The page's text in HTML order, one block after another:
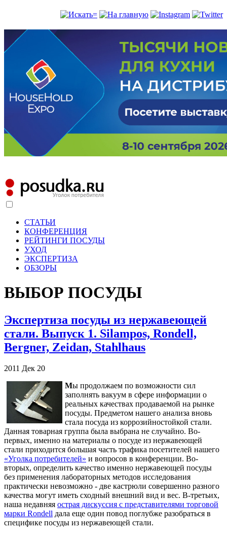
СТАТЬИ
КОНФЕРЕНЦИЯ
РЕЙТИНГИ ПОСУДЫ
УХОД
ЭКСПЕРТИЗА
ОБЗОРЫ
ВЫБОР ПОСУДЫ
Экспертиза посуды из нержавеющей
стали. Выпуск 1. Silampos, Rondell,
Bergner, Zeidan, Stahlhaus
2011 Дек 20
Мы продолжаем по возможности сил
заполнять вакуум в сфере информации о
реальных качествах продаваемой на рынке
посуды. Предметом нашего анализа вновь
стала посуда из коррозийностойкой стали.
Данная товарная группа была выбрана не случайно. Во-
первых, именно на материалы о посуде из нержавеющей
стали приходится большая часть трафика посетителей нашего
«Уголка потребителей» и вопросов в конференции. Во-
вторых, определить качество именно нержавеющей посуды
без применения лабораторных методов исследования
практически невозможно - две кастрюли совершенно разного
качества могут иметь сходный внешний вид и вес. В-третьих,
наша недавняя острая дискуссия с представителями торговой
марки Rondell дала еще один повод поглубже разобраться в
специфике посуды из нержавеющей стали.